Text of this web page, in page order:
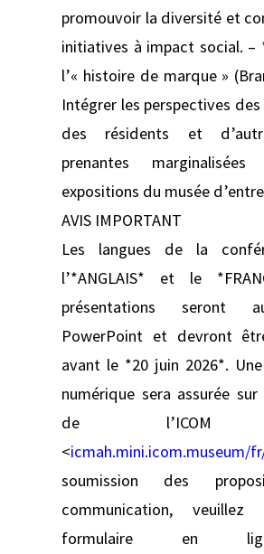
promouvoir la diversité et
initiatives à impact social. –
l’« histoire de marque »
Intégrer les perspectives
des résidents et
prenantes
expositions du musée
AVIS IMPORTANT
Les langues de la
l’*ANGLAIS* et le
présentations seront
PowerPoint et devront
avant le *20 juin 2026*.
numérique sera assurée
de l’ICOM
<icmah.mini.icom.museum/
soumission des
communication,
formulaire en